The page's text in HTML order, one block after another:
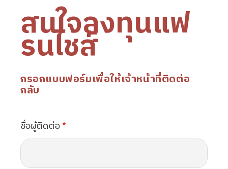
สนใจลงทุนแฟ
รนไชส์
กรอกแบบฟอร์มเพื่อให้เจ้าหน้าที่ติดต่อ
กลับ
ชื่อผู้ติดต่อ